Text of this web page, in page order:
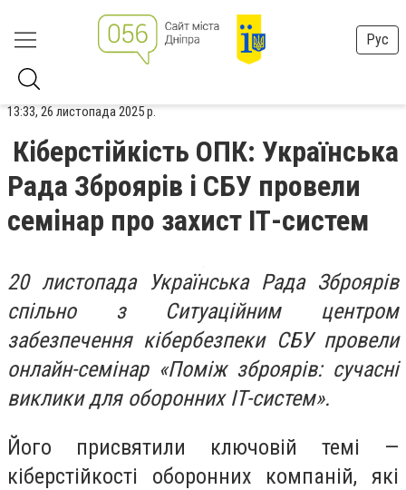
Рус
13:33, 26 листопада 2025 р.
Кіберстійкість ОПК: Українська
Рада Зброярів і СБУ провели
семінар про захист ІТ-систем
20 листопада Українська Рада Зброярів
спільно з Ситуаційним центром
забезпечення кібербезпеки СБУ провели
онлайн-семінар «Поміж зброярів: сучасні
виклики для оборонних ІТ-систем».
Його присвятили ключовій темі —
кіберстійкості оборонних компаній, які